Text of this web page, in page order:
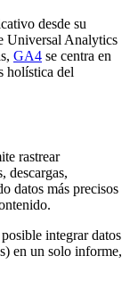
desde su
Universal Analytics
GA4 se centra en
holística del
rastrear
descargas,
datos más precisos
posible integrar datos
en un solo informe,